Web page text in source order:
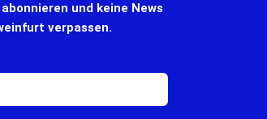
und keine News
verpassen.